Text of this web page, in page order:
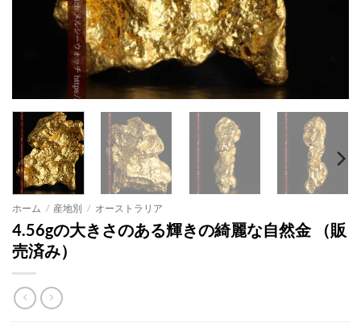
ホーム / 産地別 / オーストラリア
4.56gの大きさのある輝きの綺麗な自然金 （販
売済み）